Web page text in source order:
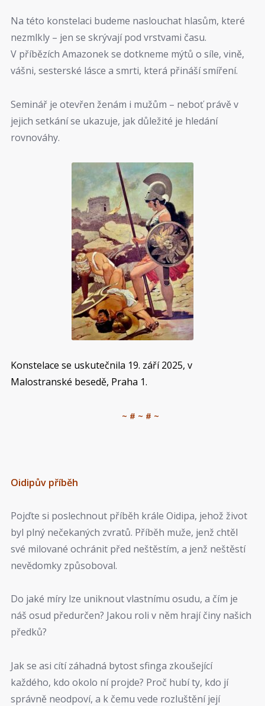
Na této konstelaci budeme naslouchat hlasům, které
nezmlkly – jen se skrývají pod vrstvami času.
V příbězích Amazonek se dotkneme mýtů o síle, vině,
vášni, sesterské lásce a smrti, která přináší smíření.
Seminář je otevřen ženám i mužům – neboť právě v
jejich setkání se ukazuje, jak důležité je hledání
rovnováhy.
Konstelace se uskutečnila 19. září 2025, v
Malostranské besedě, Praha 1.
~ # ~ # ~
Oidipův příběh
Pojďte si poslechnout příběh krále Oidipa, jehož život
byl plný nečekaných zvratů. Příběh muže, jenž chtěl
své milované ochránit před neštěstím, a jenž neštěstí
nevědomky způsoboval.
Do jaké míry lze uniknout vlastnímu osudu, a čím je
náš osud předurčen? Jakou roli v něm hrají činy našich
předků?
Jak se asi cítí záhadná bytost sfinga zkoušející
každého, kdo okolo ní projde? Proč hubí ty, kdo jí
správně neodpoví, a k čemu vede rozluštění její